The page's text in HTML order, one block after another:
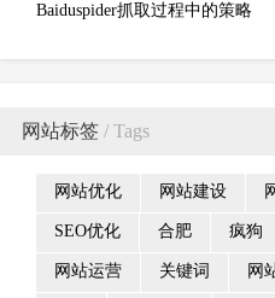
Baiduspider抓取过程中的策略
网站标签 / Tags
网站优化 网站建设
SEO优化 合肥 疯狗
网站运营 关键词 网